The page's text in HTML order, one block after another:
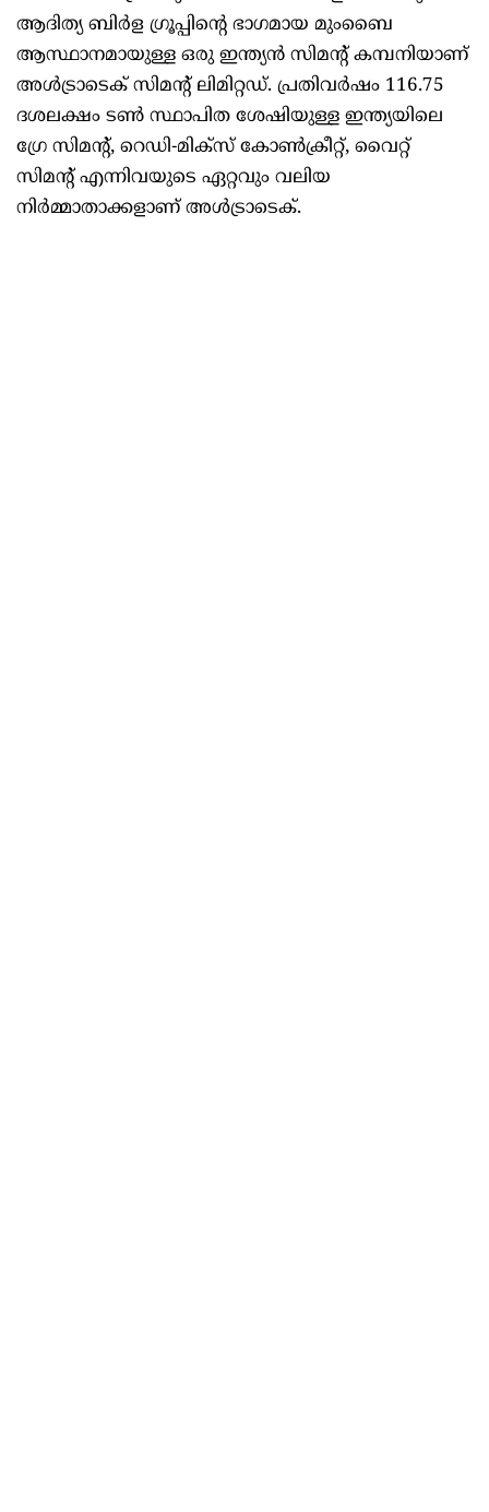
ആദിത്യ ബിർള ഗ്രൂപ്പിന്റെ ഭാഗമായ മുംബൈ
ആസ്ഥാനമായുള്ള ഒരു ഇന്ത്യൻ സിമന്റ് കമ്പനിയാണ്
അൾട്രാടെക് സിമന്റ് ലിമിറ്റഡ്. പ്രതിവർഷം 116.75
ദശലക്ഷം ടൺ സ്ഥാപിത ശേഷിയുള്ള ഇന്ത്യയിലെ
ഗ്രേ സിമന്റ്, റെഡി-മിക്സ് കോൺക്രീറ്റ്, വൈറ്റ്
സിമന്റ് എന്നിവയുടെ ഏറ്റവും വലിയ
നിർമ്മാതാക്കളാണ് അൾട്രാടെക്.